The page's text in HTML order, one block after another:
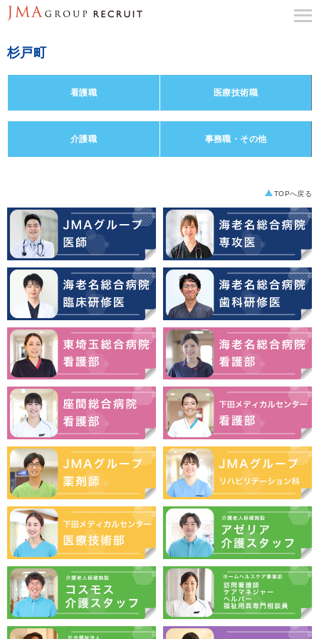
杉戸町
看護職 医療技術職
介護職 事務職・その他
TOPへ戻る